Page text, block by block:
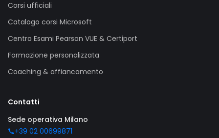
Corsi ufficiali
Catalogo corsi Microsoft
Centro Esami Pearson VUE & Certiport
Formazione personalizzata
Coaching & affiancamento
Contatti
Sede operativa Milano
+39 02 00699871